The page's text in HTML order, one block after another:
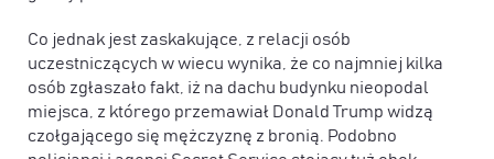
Co jednak jest zaskakujące, z relacji osób
uczestniczących w wiecu wynika, że co najmniej kilka
osób zgłaszało fakt, iż na dachu budynku nieopodal
miejsca, z którego przemawiał Donald Trump widzą
czołgającego się mężczyznę z bronią. Podobno